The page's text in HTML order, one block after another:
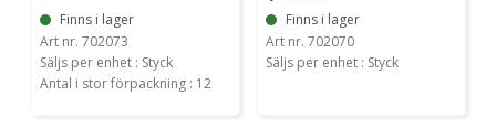
Finns i lager
Art nr. 702073
Säljs per enhet : Styck
Antal i stor förpackning : 12
Finns i lager
Art nr. 702070
Säljs per enhet : Styck